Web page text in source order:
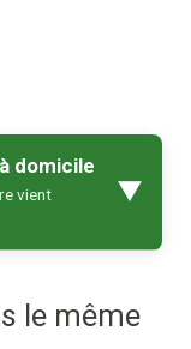
domicile
vient
▼
le même